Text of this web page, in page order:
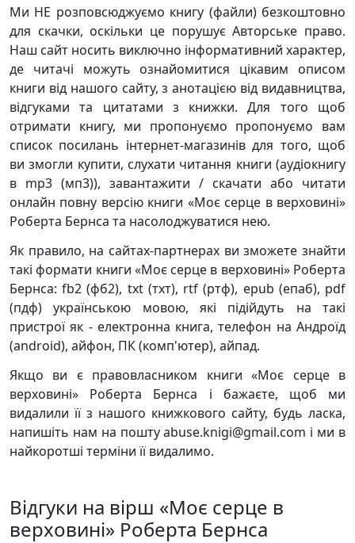
Ми НЕ розповсюджуємо книгу (файли) безкоштовно
для скачки, оскільки це порушує Авторське право.
Наш сайт носить виключно інформативний характер,
де читачі можуть ознайомитися цікавим описом
книги від нашого сайту, з анотацією від видавництва,
відгуками та цитатами з книжки. Для того щоб
отримати книгу, ми пропонуємо пропонуємо вам
список посилань інтернет-магазинів для того, щоб
ви змогли купити, слухати читання книги (аудіокнигу
в mp3 (мп3)), завантажити / скачати або читати
онлайн повну версію книги «Моє серце в верховині»
Роберта Бернса та насолоджуватися нею.
Як правило, на сайтах-партнерах ви зможете знайти
такі формати книги «Моє серце в верховині» Роберта
Бернса: fb2 (фб2), txt (тхт), rtf (ртф), epub (епаб), pdf
(пдф) українською мовою, які підійдуть на такі
пристрої як - електронна книга, телефон на Андроїд
(android), айфон, ПК (комп'ютер), айпад.
Якщо ви є правовласником книги «Моє серце в
верховині» Роберта Бернса і бажаєте, щоб ми
видалили її з нашого книжкового сайту, будь ласка,
напишіть нам на пошту abuse.knigi@gmail.com і ми в
найкоротші терміни її видалимо.
Відгуки на вірш «Моє серце в
верховині» Роберта Бернса